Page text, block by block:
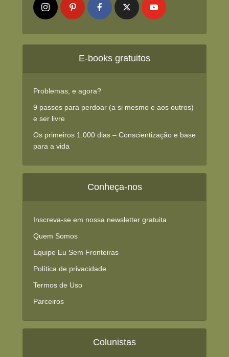
E-books gratuitos
Problemas, e agora?
9 passos para perdoar (a si mesmo e aos outros)
e ser livre
Os primeiros 1.000 dias – Conscientização e base
para a vida
Conheça-nos
Inscreva-se em nossa newsletter gratuita
Quem Somos
Equipe Eu Sem Fronteiras
Política de privacidade
Termos de Uso
Parceiros
Colunistas